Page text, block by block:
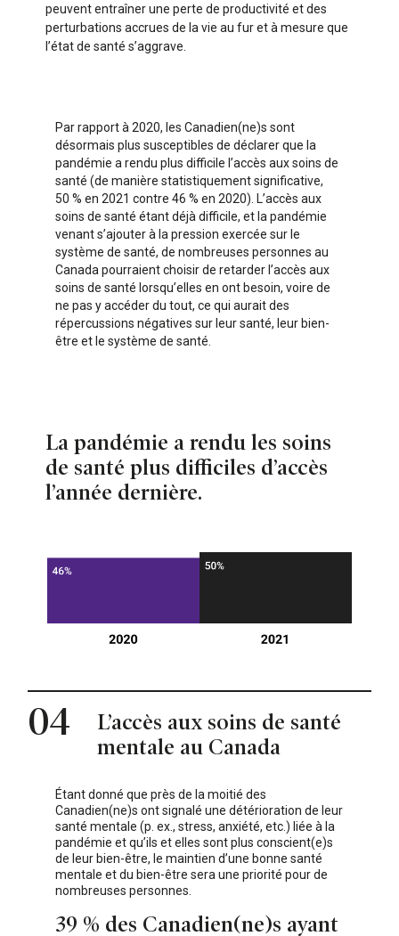
peuvent entraîner une perte de productivité et des
perturbations accrues de la vie au fur et à mesure que
l’état de santé s’aggrave.
Par rapport à 2020, les Canadien(ne)s sont
désormais plus susceptibles de déclarer que la
pandémie a rendu plus difficile l’accès aux soins de
santé (de manière statistiquement significative,
50 % en 2021 contre 46 % en 2020). L’accès aux
soins de santé étant déjà difficile, et la pandémie
venant s’ajouter à la pression exercée sur le
système de santé, de nombreuses personnes au
Canada pourraient choisir de retarder l’accès aux
soins de santé lorsqu’elles en ont besoin, voire de
ne pas y accéder du tout, ce qui aurait des
répercussions négatives sur leur santé, leur bien-
être et le système de santé.
La pandémie a rendu les soins
de santé plus difficiles d’accès
l’année dernière.
04
L’accès aux soins de santé
mentale au Canada
Étant donné que près de la moitié des
Canadien(ne)s ont signalé une détérioration de leur
santé mentale (p. ex., stress, anxiété, etc.) liée à la
pandémie et qu’ils et elles sont plus conscient(e)s
de leur bien-être, le maintien d’une bonne santé
mentale et du bien-être sera une priorité pour de
nombreuses personnes.
39 % des Canadien(ne)s ayant